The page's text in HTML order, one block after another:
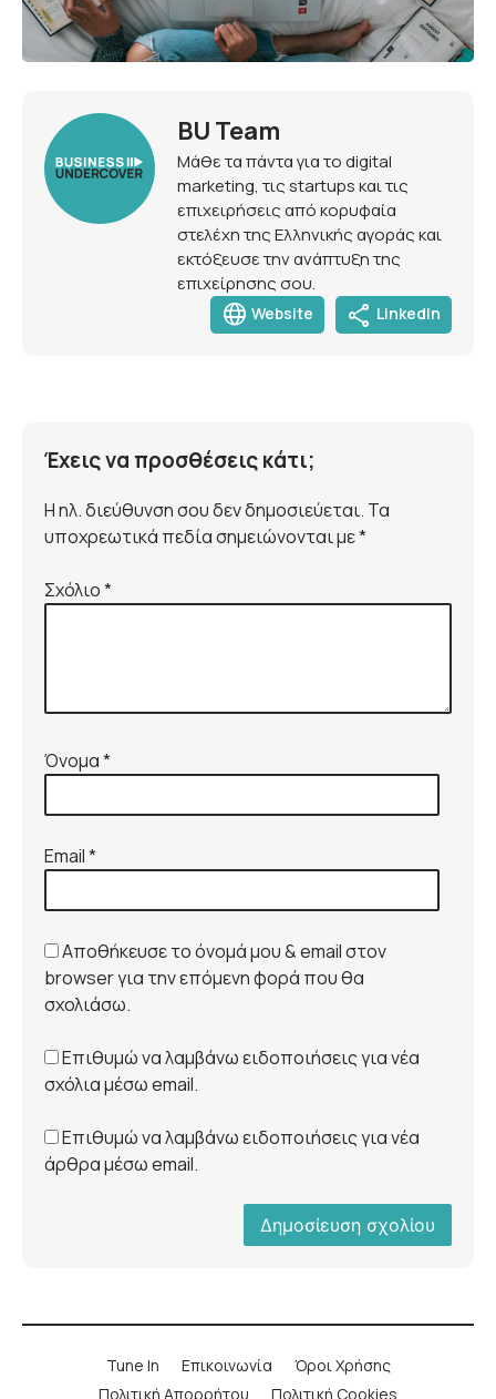
BU Team
Μάθε τα πάντα για το digital
marketing, τις startups και τις
επιχειρήσεις από κορυφαία
στελέχη της Ελληνικής αγοράς και
εκτόξευσε την ανάπτυξη της
επιχείρησης σου.
language Website share LinkedIn
Έχεις να προσθέσεις κάτι;
Η ηλ. διεύθυνση σου δεν δημοσιεύεται. Τα
υποχρεωτικά πεδία σημειώνονται με *
Σχόλιο*
Όνομα*
Email*
Αποθήκευσε το όνομά μου & email στον
browser για την επόμενη φορά που θα
σχολιάσω.
Επιθυμώ να λαμβάνω ειδοποιήσεις για νέα
σχόλια μέσω email.
Επιθυμώ να λαμβάνω ειδοποιήσεις για νέα
άρθρα μέσω email.
Tune In Επικοινωνία
Όροι Χρήσης
Πολιτική Απορρήτου
Πολιτική Cookies